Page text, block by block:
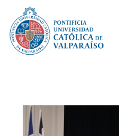
PUCV Internacional